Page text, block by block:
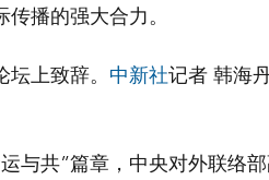
播的强大合力。
上致辞。 中新社记者 韩海
共”篇章，中央对外联络